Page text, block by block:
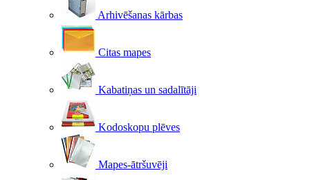
Arhivēšanas kārbas
Citas mapes
Kabatiņas un sadalītāji
Kodoskopu plēves
Mapes-ātršuvēji